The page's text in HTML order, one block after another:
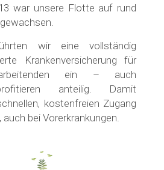
war unsere Flotte auf rund
wir eine vollständig
Krankenversicherung für
ein – auch
anteilig. Damit
kostenfreien Zugang
bei Vorerkrankungen.